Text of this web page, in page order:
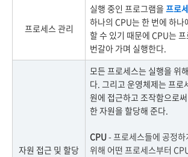
프로세스 관리
실행 중인 프로그램을 프로
하나의 CPU는 한 번에 하나
할 수 있기 때문에 CPU는
번갈아 가며 실행한다.
자원 접근 및 할당
모든 프로세스는 실행을 위
다. 그리고 운영체제는 프로
원에 접근하고 조작함으로
한 자원을 할당해 준다.
CPU- 프로세스들에 공정
위해 어떤 프로세스부터